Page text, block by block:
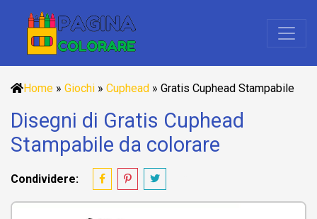
Home » Giochi » Cuphead » Gratis Cuphead Stampabile
Disegni di Gratis Cuphead
Stampabile da colorare
Condividere: